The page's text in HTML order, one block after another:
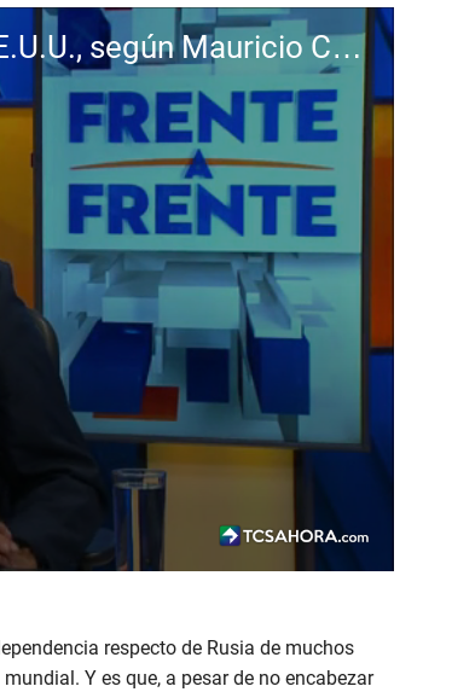
Venezuela será la reserva de petróleo a E.E.U.U., según Mauricio Choussy
respecto de Rusia de muchos
Y es que, a pesar de no encabezar